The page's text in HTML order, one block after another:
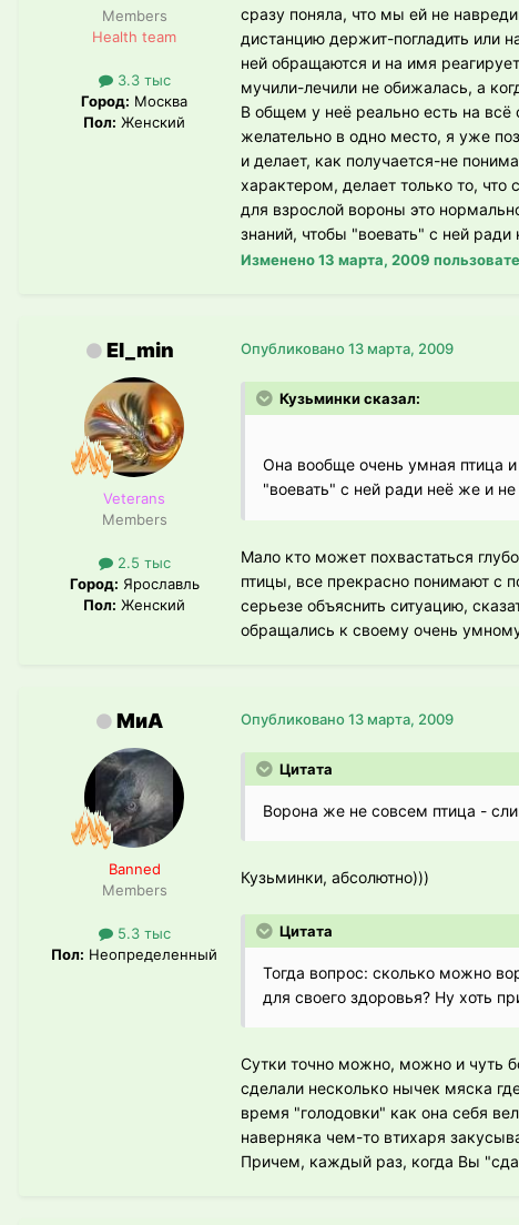
Members
Health team
3.3 тыс
Город: Москва
Пол: Женский
сразу поняла, что мы ей не
дистанцию держит-погладить или
ней обращаются и на имя
мучили-лечили не обижалась, а
В общем у неё реально есть на всё
желательно в одно место, я уже
и делает, как получается-не
характером, делает только то,
для взрослой вороны это
знаний, чтобы "воевать" с ней
Изменено13 марта, 2009
El_min
Veterans
Members
2.5 тыс
Город: Ярославль
Пол: Женский
Опубликовано13 марта, 2009
Кузьминки сказал:
Она вообще очень умная птица
"воевать" с ней ради неё же и
Мало кто может похвастаться
птицы, все прекрасно понимают с
серьезе объяснить ситуацию,
обращались к своему очень
МиА
Banned
Members
5.3 тыс
Пол: Неопределенный
Опубликовано13 марта, 2009
Цитата
Ворона же не совсем птица -
Кузьминки, абсолютно)))
Цитата
Тогда вопрос: сколько можно
для своего здоровья? Ну хоть
Сутки точно можно, можно и чуть
сделали несколько нычек мяска
время "голодовки" как она себя
наверняка чем-то втихаря
Причем, каждый раз, когда Вы